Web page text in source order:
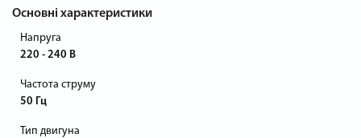
Основні характеристики
Напруга
220 - 240 В
Частота струму
50 Гц
Тип двигуна